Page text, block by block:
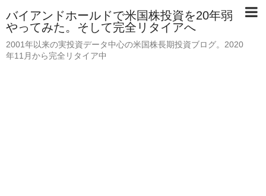
バイアンドホールドで米国株投資を20年弱
やってみた。そして完全リタイアへ
2001年以来の実投資データ中心の米国株長期投資ブログ。2020
年11月から完全リタイア中